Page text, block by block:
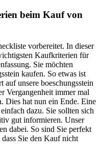
beim Kauf von
vorbereitet. In dieser
Kaufkriterien für
Sie möchten
kaufen. So etwas ist
auf unsere boeschungsstein
Vergangenheit immer mal
Dies hat nun ein Ende. Eine
dazu. Sie sollten sich
gut informieren. Unser
dabei. So sind Sie perfekt
Sie den Kauf nicht